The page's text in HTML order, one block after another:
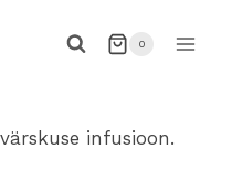
0
infusioon.